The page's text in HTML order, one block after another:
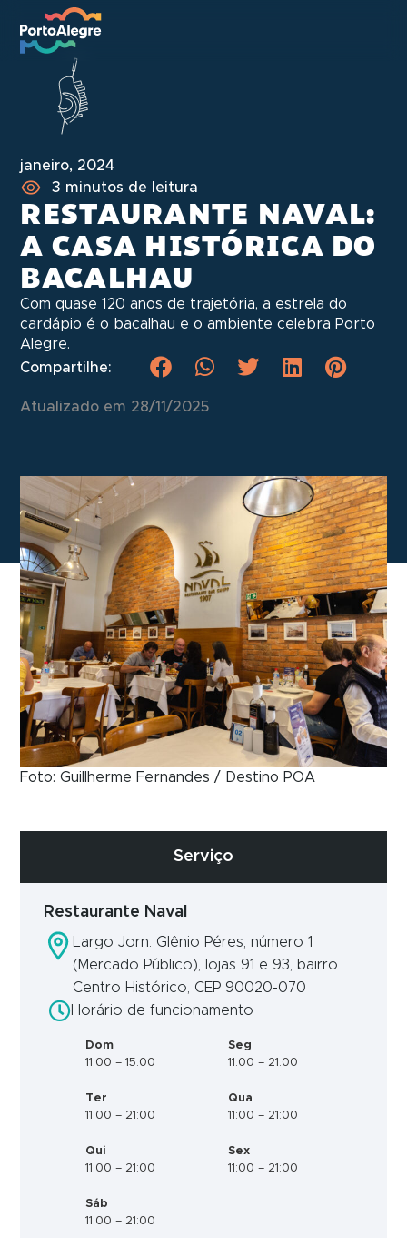
janeiro, 2024
3 minutos de leitura
RESTAURANTE NAVAL:
A CASA HISTÓRICA DO
BACALHAU
Com quase 120 anos de trajetória, a estrela do
cardápio é o bacalhau e o ambiente celebra Porto
Alegre.
Compartilhe:
Atualizado em 28/11/2025
Foto: Guillherme Fernandes / Destino POA
Serviço
Restaurante Naval
Largo Jorn. Glênio Péres, número 1
(Mercado Público), lojas 91 e 93, bairro
Centro Histórico, CEP 90020-070
Horário de funcionamento
Dom
11:00 – 15:00
Seg
11:00 – 21:00
Ter
11:00 – 21:00
Qua
11:00 – 21:00
Qui
11:00 – 21:00
Sex
11:00 – 21:00
Sáb
11:00 – 21:00